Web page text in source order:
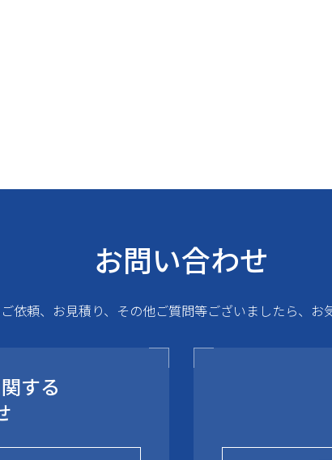
お問い合わせ
依頼、お見積り、その他ご質問等ございましたら、お
する